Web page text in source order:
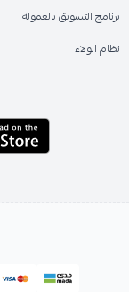
برنامج التسويق بالعمولة
نظام الولاء